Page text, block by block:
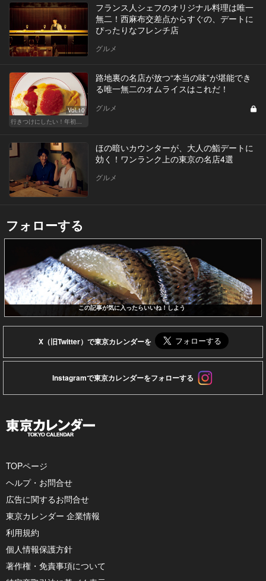
フランス人シェフのオリジナル料理は唯一
無二！西麻布交差点からすぐの、デートに
ぴったりなフレンチ店
グルメ
Vol.10
路地裏の名店が放つ“本当の味”が堪能でき
る唯一無二のオムライスはこれだ！
グルメ
ほの暗いカウンターが、大人の鮨デートに
効く！ワンランク上の東京の名店4選
グルメ
フォローする
この記事が気に入ったらいいね！しよう
X（旧Twitter）で東京カレンダーを
Instagramで東京カレンダーをフォローする
TOPページ
ヘルプ・お問合せ
広告に関するお問合せ
東京カレンダー 企業情報
利用規約
個人情報保護方針
著作権・免責事項について